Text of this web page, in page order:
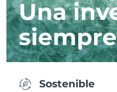
Una
siempre
Sostenible